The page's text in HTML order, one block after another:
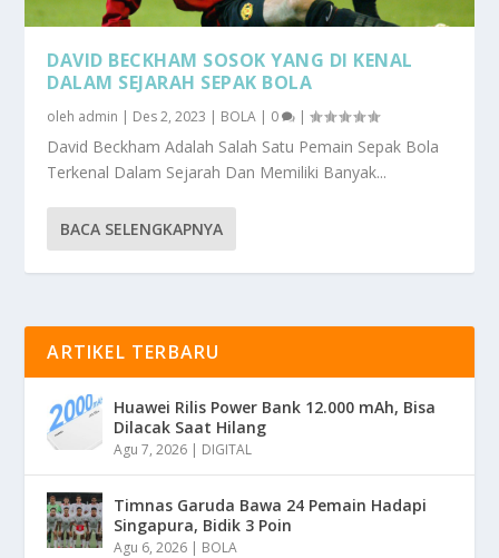
DAVID BECKHAM SOSOK YANG DI KENAL
DALAM SEJARAH SEPAK BOLA
oleh admin | Des 2, 2023 | BOLA | 0 |
David Beckham Adalah Salah Satu Pemain Sepak Bola
Terkenal Dalam Sejarah Dan Memiliki Banyak...
BACA SELENGKAPNYA
ARTIKEL TERBARU
Huawei Rilis Power Bank 12.000 mAh, Bisa
Dilacak Saat Hilang
Agu 7, 2026 | DIGITAL
Timnas Garuda Bawa 24 Pemain Hadapi
Singapura, Bidik 3 Poin
Agu 6, 2026 | BOLA